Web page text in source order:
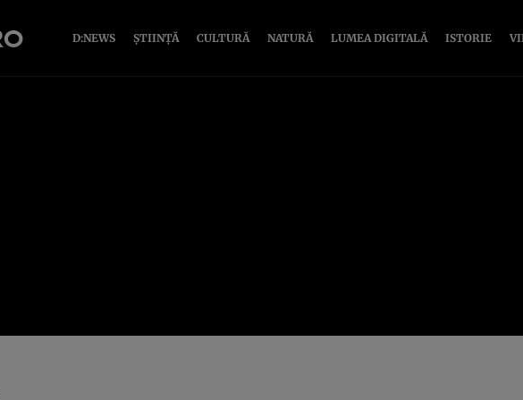
D:NEWS ȘTIINȚĂ CULTURĂ NATURĂ LUMEA DIGITALĂ ISTORIE